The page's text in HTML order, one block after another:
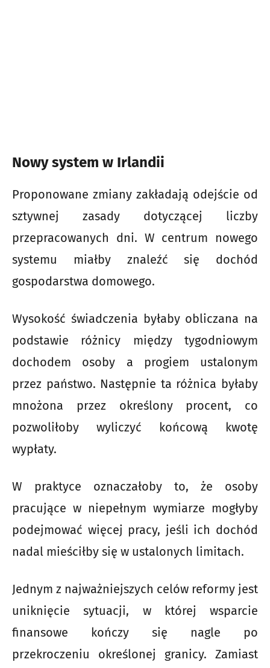
Nowy system w Irlandii
Proponowane zmiany zakładają odejście od
sztywnej zasady dotyczącej liczby
przepracowanych dni. W centrum nowego
systemu miałby znaleźć się dochód
gospodarstwa domowego.
Wysokość świadczenia byłaby obliczana na
podstawie różnicy między tygodniowym
dochodem osoby a progiem ustalonym
przez państwo. Następnie ta różnica byłaby
mnożona przez określony procent, co
pozwoliłoby wyliczyć końcową kwotę
wypłaty.
W praktyce oznaczałoby to, że osoby
pracujące w niepełnym wymiarze mogłyby
podejmować więcej pracy, jeśli ich dochód
nadal mieściłby się w ustalonych limitach.
Jednym z najważniejszych celów reformy jest
uniknięcie sytuacji, w której wsparcie
finansowe kończy się nagle po
przekroczeniu określonej granicy. Zamiast